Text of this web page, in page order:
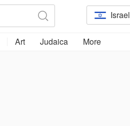
Israel
Art Judaica More